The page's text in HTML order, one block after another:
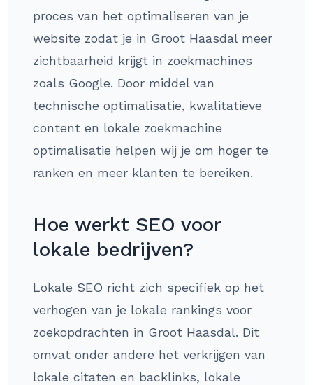
proces van het optimaliseren van je
website zodat je in Groot Haasdal meer
zichtbaarheid krijgt in zoekmachines
zoals Google. Door middel van
technische optimalisatie, kwalitatieve
content en lokale zoekmachine
optimalisatie helpen wij je om hoger te
ranken en meer klanten te bereiken.
Hoe werkt SEO voor
lokale bedrijven?
Lokale SEO richt zich specifiek op het
verhogen van je lokale rankings voor
zoekopdrachten in Groot Haasdal. Dit
omvat onder andere het verkrijgen van
lokale citaten en backlinks, lokale